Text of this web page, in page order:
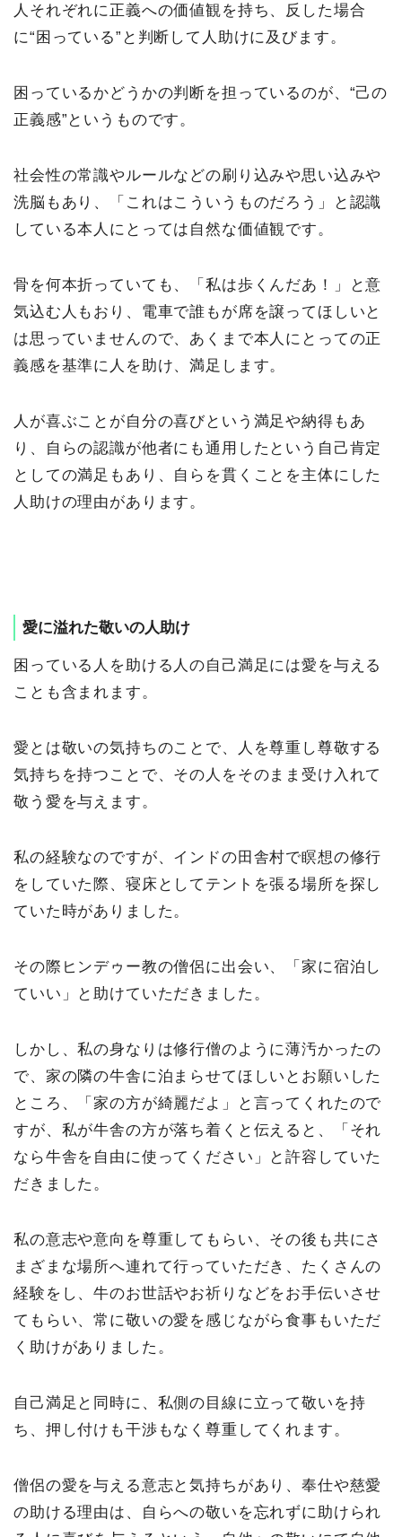
人それぞれに正義への価値観を持ち、反した場合
に“困っている”と判断して人助けに及びます。
困っているかどうかの判断を担っているのが、“己の
正義感”というものです。
社会性の常識やルールなどの刷り込みや思い込みや
洗脳もあり、「これはこういうものだろう」と認識
している本人にとっては自然な価値観です。
骨を何本折っていても、「私は歩くんだあ！」と意
気込む人もおり、電車で誰もが席を譲ってほしいと
は思っていませんので、あくまで本人にとっての正
義感を基準に人を助け、満足します。
人が喜ぶことが自分の喜びという満足や納得もあ
り、自らの認識が他者にも通用したという自己肯定
としての満足もあり、自らを貫くことを主体にした
人助けの理由があります。
愛に溢れた敬いの人助け
困っている人を助ける人の自己満足には愛を与える
ことも含まれます。
愛とは敬いの気持ちのことで、人を尊重し尊敬する
気持ちを持つことで、その人をそのまま受け入れて
敬う愛を与えます。
私の経験なのですが、インドの田舎村で瞑想の修行
をしていた際、寝床としてテントを張る場所を探し
ていた時がありました。
その際ヒンデゥー教の僧侶に出会い、「家に宿泊し
ていい」と助けていただきました。
しかし、私の身なりは修行僧のように薄汚かったの
で、家の隣の牛舎に泊まらせてほしいとお願いした
ところ、「家の方が綺麗だよ」と言ってくれたので
すが、私が牛舎の方が落ち着くと伝えると、「それ
なら牛舎を自由に使ってください」と許容していた
だきました。
私の意志や意向を尊重してもらい、その後も共にさ
まざまな場所へ連れて行っていただき、たくさんの
経験をし、牛のお世話やお祈りなどをお手伝いさせ
てもらい、常に敬いの愛を感じながら食事もいただ
く助けがありました。
自己満足と同時に、私側の目線に立って敬いを持
ち、押し付けも干渉もなく尊重してくれます。
僧侶の愛を与える意志と気持ちがあり、奉仕や慈愛
の助ける理由は、自らへの敬いを忘れずに助けられ